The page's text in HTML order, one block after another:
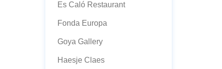
Es Caló Restaurant
Fonda Europa
Goya Gallery
Haesje Claes